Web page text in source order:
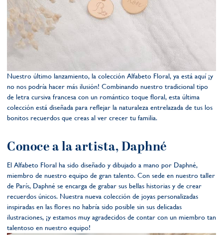
Nuestro último lanzamiento, la colección Alfabeto Floral, ya está aquí ¡y
no nos podría hacer más ilusión! Combinando nuestro tradicional tipo
de letra cursiva francesa con un romántico toque floral, esta última
colección está diseñada para reflejar la naturaleza entrelazada de tus los
bonitos recuerdos que creas al ver crecer tu familia.
Conoce a la artista, Daphné
El Alfabeto Floral ha sido diseñado y dibujado a mano por Daphné,
miembro de nuestro equipo de gran talento. Con sede en nuestro taller
de París, Daphné se encarga de grabar sus bellas historias y de crear
recuerdos únicos. Nuestra nueva colección de joyas personalizadas
inspiradas en las flores no habría sido posible sin sus delicadas
ilustraciones, ¡y estamos muy agradecidos de contar con un miembro tan
talentoso en nuestro equipo!